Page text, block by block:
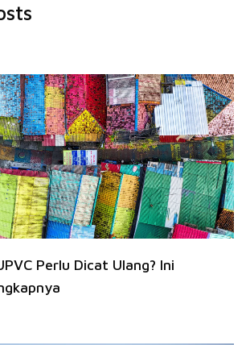
Perlu Dicat Ulang? Ini